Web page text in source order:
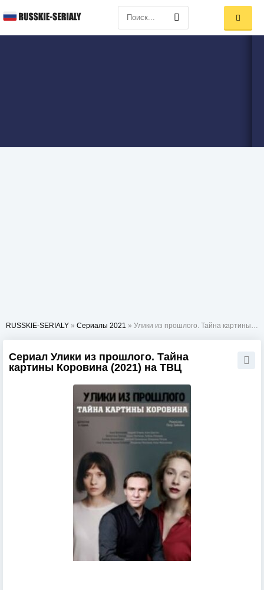
RUSSKIE-SERIALY » Сериалы 2021 » Улики из прошлого. Тайна картины Коровина
Сериал Улики из прошлого. Тайна
картины Коровина (2021) на ТВЦ